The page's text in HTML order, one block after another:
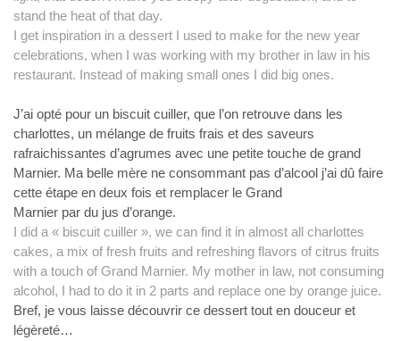
stand the heat of that day.
I get inspiration in a dessert I used to make for the new year
celebrations, when I was working with my brother in law in his
restaurant. Instead of making small ones I did big ones.
J’ai opté pour un biscuit cuiller, que l’on retrouve dans les
charlottes, un mélange de fruits frais et des saveurs
rafraichissantes d’agrumes avec une petite touche de grand
Marnier. Ma belle mère ne consommant pas d’alcool j’ai dû faire
cette étape en deux fois et remplacer le Grand
Marnier par du jus d’orange.
I did a « biscuit cuiller », we can find it in almost all charlottes
cakes, a mix of fresh fruits and refreshing flavors of citrus fruits
with a touch of Grand Marnier. My mother in law, not consuming
alcohol, I had to do it in 2 parts and replace one by orange juice.
Bref, je vous laisse découvrir ce dessert tout en douceur et
légèreté…